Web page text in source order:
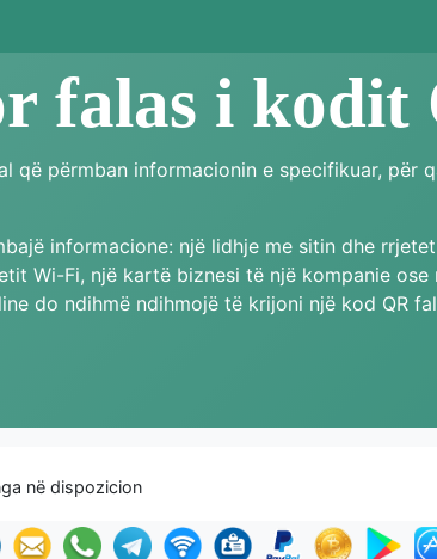
falas i kodit
që përmban informacionin e specifikuar,
informacione: një lidhje me sitin dhe
Wi-Fi, një kartë biznesi të një kompanie
do ndihmë ndihmojë të krijoni një kod QR
në dispozicion